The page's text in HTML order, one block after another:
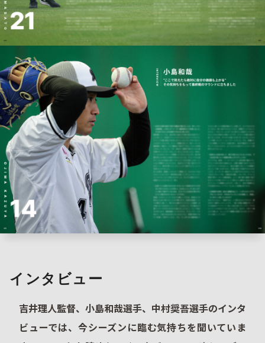
インタビュー
吉井理人監督、小島和哉選手、中村奨吾選手のインタ
ビューでは、今シーズンに臨む気持ちを聞いていま